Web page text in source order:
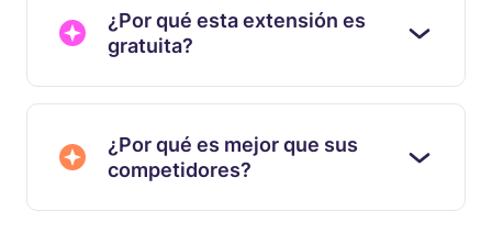
¿Por qué esta extensión es
gratuita?
¿Por qué es mejor que sus
competidores?